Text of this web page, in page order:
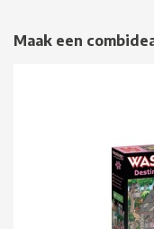
Maak een